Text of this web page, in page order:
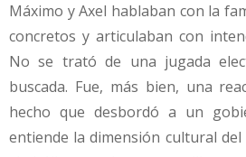
Máximo y Axel hablaban con la
concretos y articulaban con
No se trató de una jugada
buscada. Fue, más bien, una
hecho que desbordó a un
entiende la dimensión cultural